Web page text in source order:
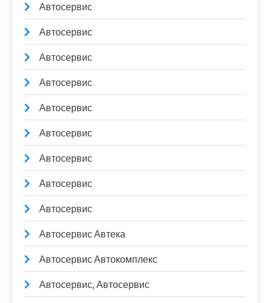
Автосервис
Автосервис
Автосервис
Автосервис
Автосервис
Автосервис
Автосервис
Автосервис
Автосервис
Автосервис Автека
Автосервис Автокомплекс
Автосервис, Автосервис